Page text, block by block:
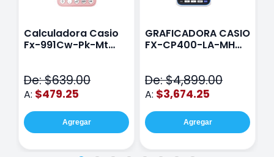
Calculadora Casio
Fx-991Cw-Pk-Mt
De: $639.00
A: $479.25
Agregar
GRAFICADORA CASIO
FX-CP400-LA-MH
De: $4,899.00
A: $3,674.25
Agregar